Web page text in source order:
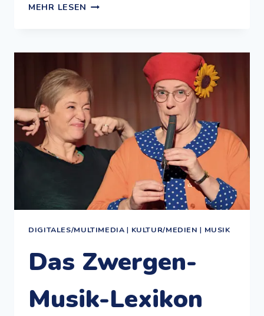
MEHR LESEN MIT
NTDECKEN: D
AS P
ROJEKT „
ERNIE U
ND B
ERT G
USIC“
DIGITALES/MULTIMEDIA | KULTUR/MEDIEN | MUSIK
Das Zwergen-
Musik-Lexikon